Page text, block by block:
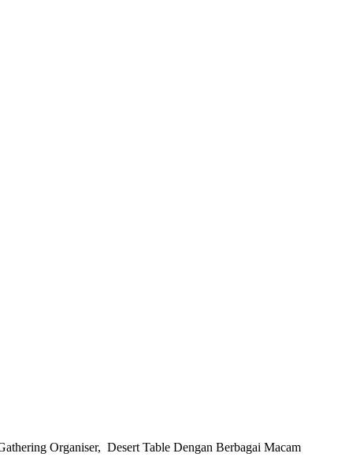
Organiser, Desert Table Dengan Berbagai Macam